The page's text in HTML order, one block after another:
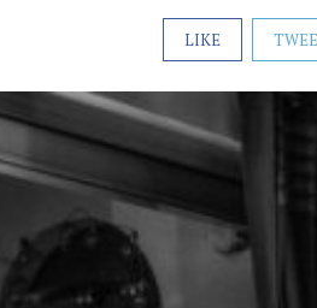
LIKE